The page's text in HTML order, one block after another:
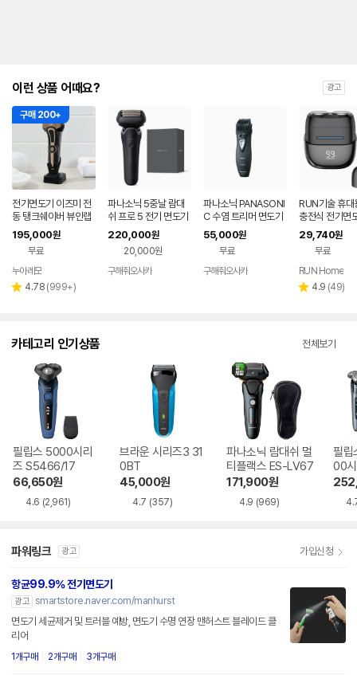
이런 상품 어때요? 광고
구매 200+
전기면도기 이즈미 전
동 탱크쉐이버 뷰인랩
한정판
195,000원
무료
누아레모
별 4.78 리
(999+)
파나소닉 5중날 람대
쉬 프로 5 전기 면도기
ES-L551D-K 블랙
220,000원
20,000원
구해줘오사카
파나소닉 PANASONI
C 수염 트리머 면도기
블랙 ER2405P-K
55,000원
무료
구해줘오사카
RUN기술 휴대
충전식 전기면
드 완전분리형
수 잔량표시
29,740원
무료
RUN Home
별 4.9 리
(49)
카테고리 인기상품 전체보기
필립스 5000시리
즈 S5466/17
66,650원
4.6 (2,961)
브라운 시리즈3 31
0BT
45,000원
4.7 (357)
파나소닉 람대쉬 멀
티플랙스 ES-LV67
171,900원
4.9 (969)
필립
00
30
파워링크 광고 가입신청
항균99.9% 전기면도기
광고 smartstore.naver.com/manhurst
면도기 세균제거 및 트러블 예방, 면도기 수명 연장 맨허스트 블레이드 클
리어
1개구매 2개구매 3개구매